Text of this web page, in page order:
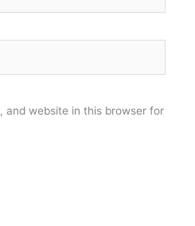
and website in this browser for